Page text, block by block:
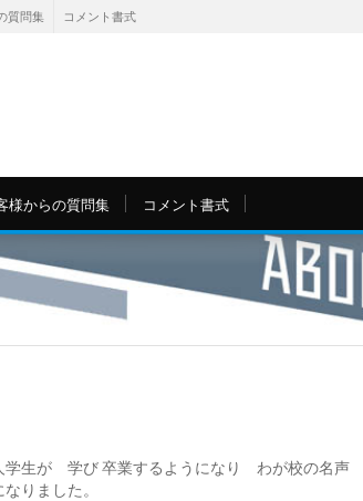
質問集 コメント書式
様からの質問集 コメント書式
生が 学び 卒業するようになり わが校の名声
りました。